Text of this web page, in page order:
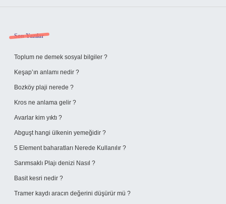
Sidebar
Son Yazılar
Toplum ne demek sosyal bilgiler ?
Keşap’ın anlamı nedir ?
Bozköy plaji nerede ?
Kros ne anlama gelir ?
Avarlar kim yıktı ?
Abguşt hangi ülkenin yemeğidir ?
5 Element baharatları Nerede Kullanılır ?
Sarımsaklı Plajı denizi Nasıl ?
Basit kesri nedir ?
Tramer kaydı aracın değerini düşürür mü ?